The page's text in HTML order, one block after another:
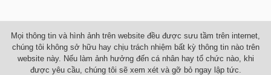
Mọi thông tin và hình ảnh trên website đều được sưu tầm trên internet,
chúng tôi không sở hữu hay chịu trách nhiệm bất kỳ thông tin nào trên
website này. Nếu làm ảnh hưởng đến cá nhân hay tổ chức nào, khi
được yêu cầu, chúng tôi sẽ xem xét và gỡ bỏ ngay lập tức.